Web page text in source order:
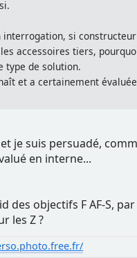
interrogation, si
accessoires tiers,
type de solution.
et a certainement
je suis persuadé,
en interne...
des objectifs F AF-S,
les Z ?